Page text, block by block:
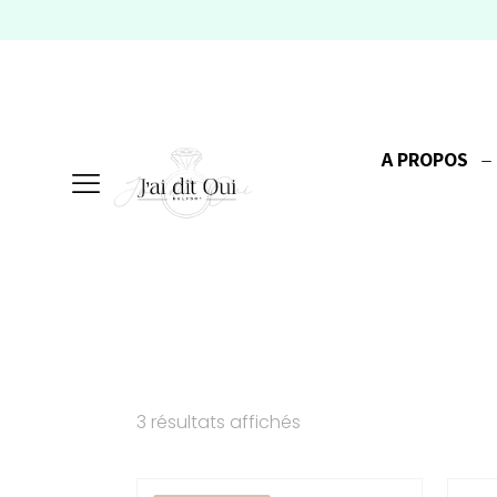
A PROPOS
3 résultats affichés